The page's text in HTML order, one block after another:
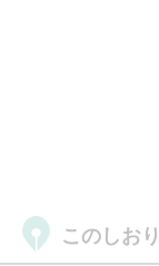
このしお